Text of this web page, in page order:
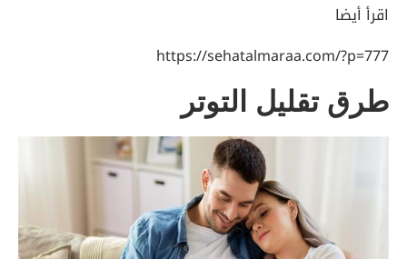
اقرأ أيضا
https://sehatalmaraa.com/?p=777
طرق تقليل التوتر